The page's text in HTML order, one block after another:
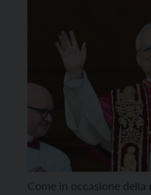
Come in occasione della